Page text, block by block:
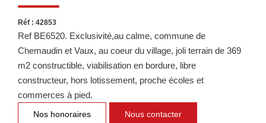
Réf : 42853
Ref BE6520. Exclusivité,au calme, commune de
Chemaudin et Vaux, au coeur du village, joli terrain de 369
m2 constructible, viabilisation en bordure, libre
constructeur, hors lotissement, proche écoles et
commerces à pied.
Nos honoraires Nous contacter